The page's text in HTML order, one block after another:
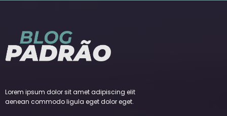
Lorem ipsum dolor sit amet adipiscing elit